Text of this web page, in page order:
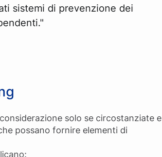
sistemi di prevenzione dei
solo se circostanziate e
possano fornire elementi di